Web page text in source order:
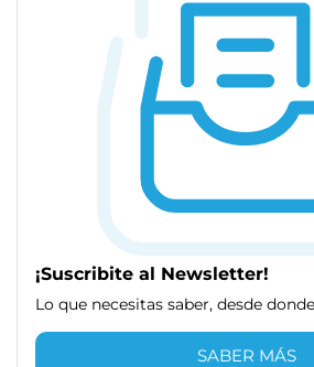
¡Suscribite al Newsletter!
Lo que necesitas saber, desde
SABER MÁS